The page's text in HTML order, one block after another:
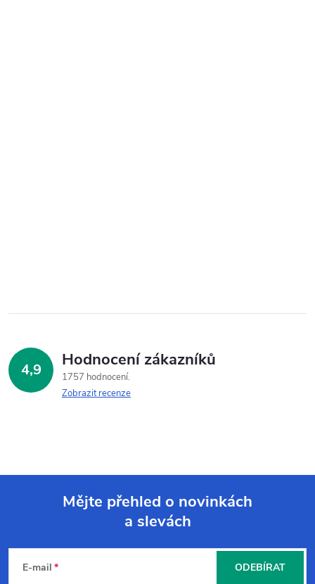
4,9 Hodnocení zákazníků
1757 hodnocení
Zobrazit recenze
Mějte přehled o novinkách
a slevách
E-mail ODEBÍRAT